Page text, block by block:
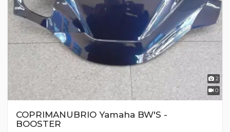
2
0
COPRIMANUBRIO Yamaha BW'S -
BOOSTER